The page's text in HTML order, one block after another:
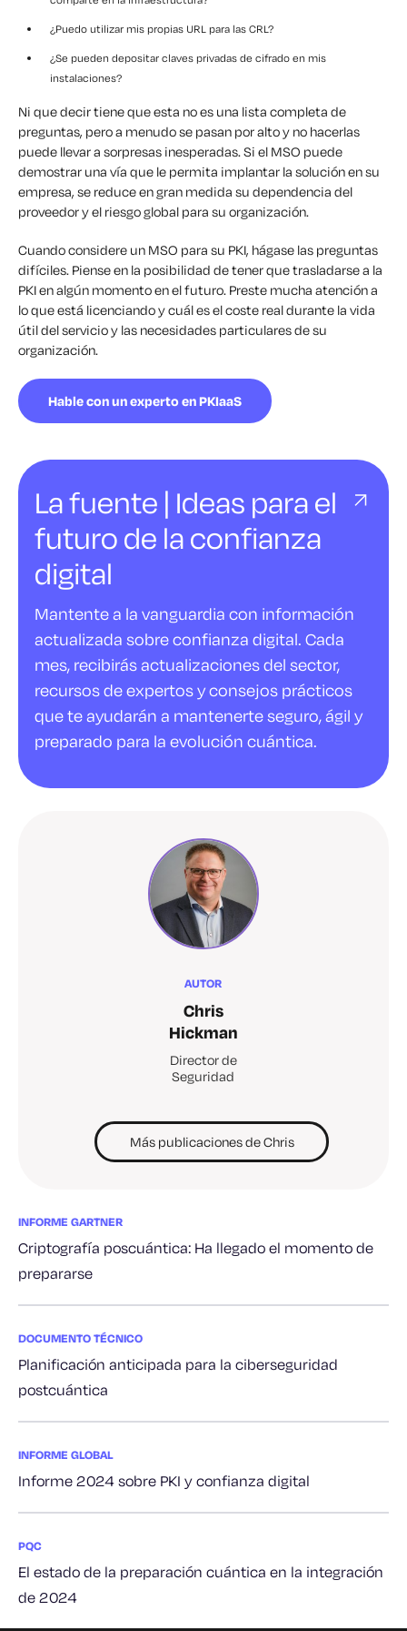
¿Puedo utilizar mis propias URL para las CRL?
¿Se pueden depositar claves privadas de cifrado en mis
instalaciones?
Ni que decir tiene que esta no es una lista completa de
preguntas, pero a menudo se pasan por alto y no hacerlas
puede llevar a sorpresas inesperadas. Si el MSO puede
demostrar una vía que le permita implantar la solución en su
empresa, se reduce en gran medida su dependencia del
proveedor y el riesgo global para su organización.
Cuando considere un MSO para su PKI, hágase las preguntas
difíciles. Piense en la posibilidad de tener que trasladarse a la
PKI en algún momento en el futuro. Preste mucha atención a
lo que está licenciando y cuál es el coste real durante la vida
útil del servicio y las necesidades particulares de su
organización.
Hable con un experto en PKIaaS
La fuente | Ideas para el
futuro de la confianza
digital
Mantente a la vanguardia con información
actualizada sobre confianza digital. Cada
mes, recibirás actualizaciones del sector,
recursos de expertos y consejos prácticos
que te ayudarán a mantenerte seguro, ágil y
preparado para la evolución cuántica.
AUTOR
Chris
Hickman
Director de
Seguridad
Más publicaciones de Chris
INFORME GARTNER
Criptografía poscuántica: Ha llegado el momento de
prepararse
DOCUMENTO TÉCNICO
Planificación anticipada para la ciberseguridad
postcuántica
INFORME GLOBAL
Informe 2024 sobre PKI y confianza digital
PQC
El estado de la preparación cuántica en la integración
de 2024